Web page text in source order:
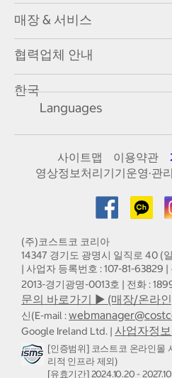
매장 & 서비스
협력업체 안내
한국
Languages
사이트맵 이용약관
영상정보처리기기운영·관
(주)코스트코 코리아
14347 경기도 광명시 일직로 40 (
| 사업자 등록번호 : 107-81-63829
2013-경기광명-0013호 | 전화 :
문의 바로가기 ▶ (매장/온라
신(E-mail :
Google Ireland Ltd. | 사업자정
[인증범위] 코스트코 온라인몰
리적 인프라 제외)
[유효기간] 2024.10.20 -